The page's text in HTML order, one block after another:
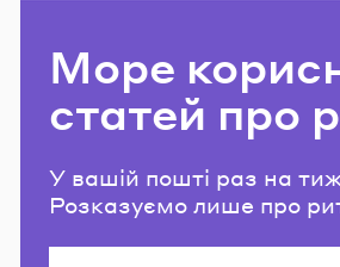
Море
статей про
У вашій пошті раз на
Розказуємо лише про